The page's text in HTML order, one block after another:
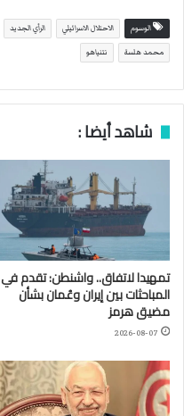
"فيسبوك"، "كنا ندرك منذ
الأمس أن نتنياهو سيعمل
بكل ما بقدرته لقتل هذه…
الوسوم الاحتلال الاسرائيلي الرأي الجديد
محمد هلسة نتنياهو
شاهد أيضا :
تمهيدا لاتفاق.. واشنطن: تقدم في
المباحثات بين إيران وعُمان بشأن
مضيق هرمز
2026-08-07